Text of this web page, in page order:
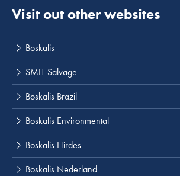
Visit out other websites
Boskalis
SMIT Salvage
Boskalis Brazil
Boskalis Environmental
Boskalis Hirdes
Boskalis Nederland